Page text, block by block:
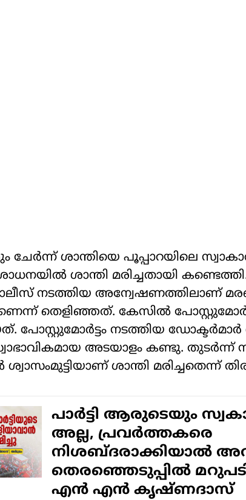
ശാന്തിയെ പൂപ്പാറയിലെ
ശാന്തി മരിച്ചതായി
നടത്തിയ അന്വേഷണത്തിലാണ്
തെളിഞ്ഞത്. കേസില്‍
പോസ്റ്റുമോര്‍ട്ടം നടത്തിയ ഡോക്ടര്‍മാര്‍
അടയാളം കണ്ടു. തുടര്‍ന്ന്
ശാന്തി മരിച്ചതെന്ന്
പാര്‍ട്ടി ആരുടെയും
അല്ല, പ്രവര്‍ത്തകരെ
നിശബ്ദരാക്കിയാല്‍
തെരഞ്ഞെടുപ്പില്‍
എന്‍ എന്‍ കൃഷ്ണദാസ്